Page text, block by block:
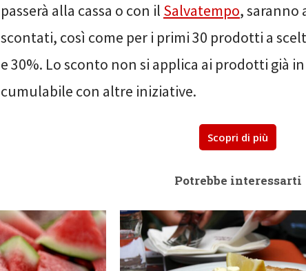
passerà alla cassa o con il Salvatempo, saranno
scontati, così come per i primi 30 prodotti a
e 30%. Lo sconto non si applica ai prodotti già
cumulabile con altre iniziative.
Scopri di più
Potrebbe interessarti